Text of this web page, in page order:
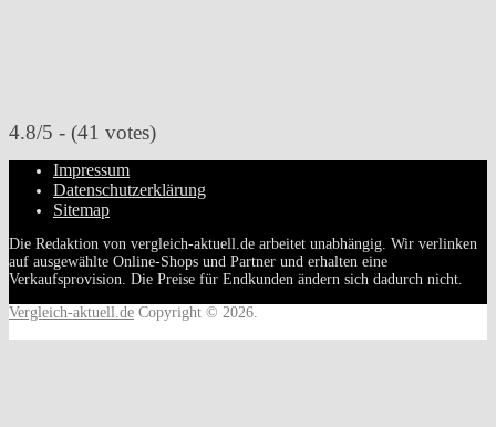
4.8/5 - (41 votes)
Impressum
Datenschutzerklärung
Sitemap
Die Redaktion von vergleich-aktuell.de arbeitet unabhängig. Wir verlinken
auf ausgewählte Online-Shops und Partner und erhalten eine
Verkaufsprovision. Die Preise für Endkunden ändern sich dadurch nicht.
Vergleich-aktuell.de Copyright © 2026.